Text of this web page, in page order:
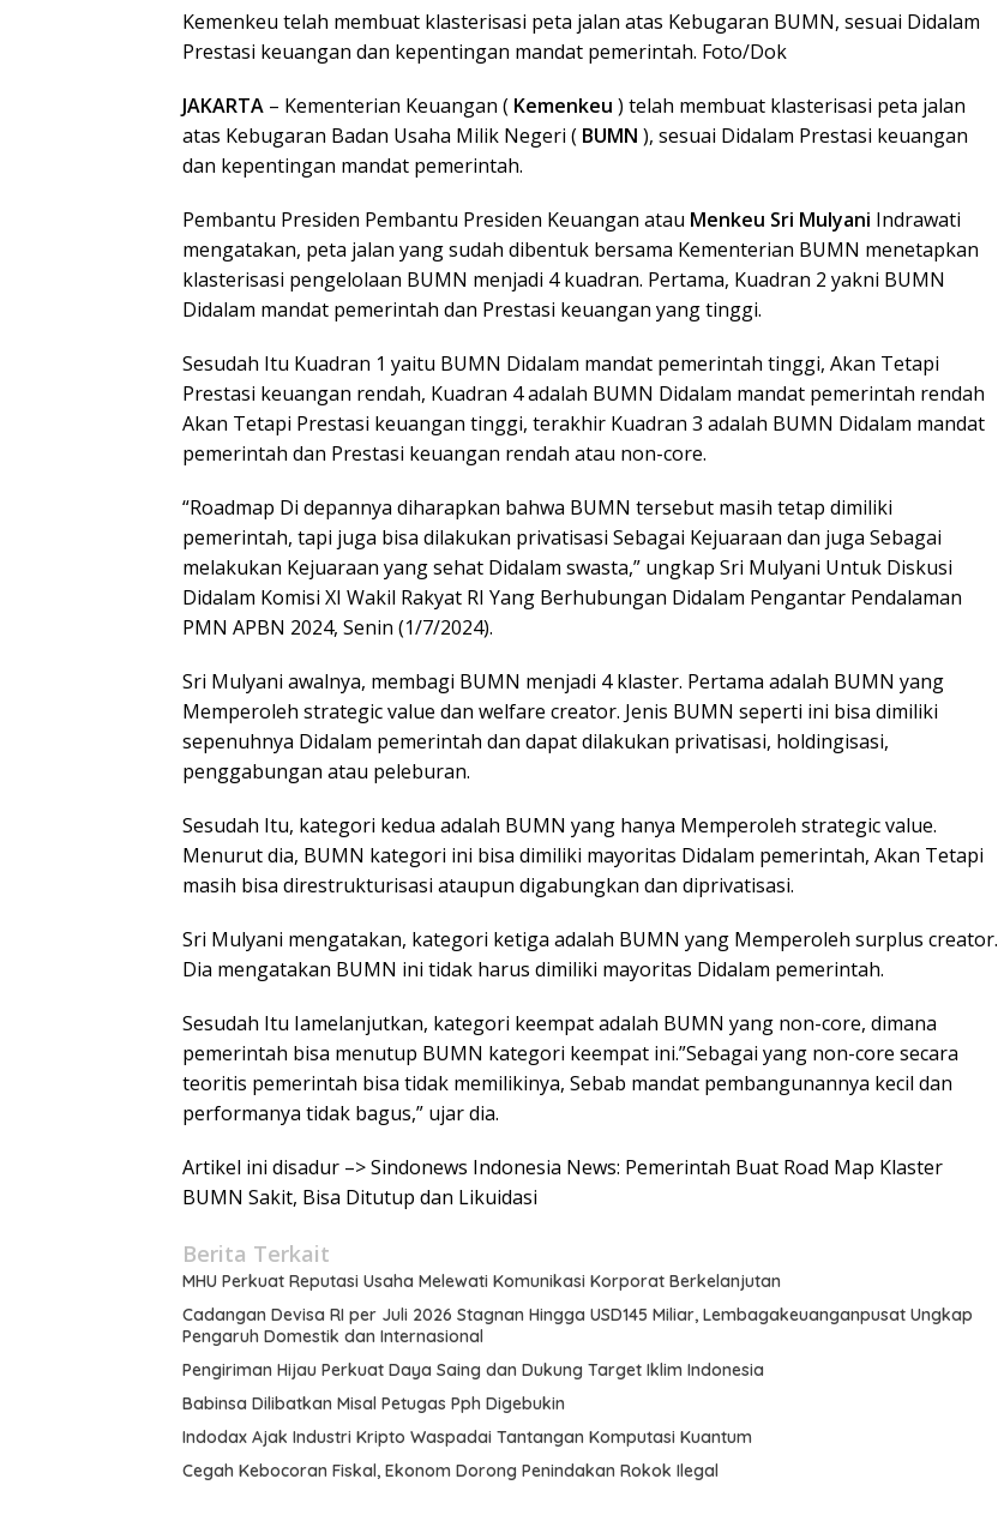
Kemenkeu telah membuat klasterisasi peta jalan atas Kebugaran BUMN, sesuai Didalam
Prestasi keuangan dan kepentingan mandat pemerintah. Foto/Dok
JAKARTA – Kementerian Keuangan ( Kemenkeu ) telah membuat klasterisasi peta jalan
atas Kebugaran Badan Usaha Milik Negeri ( BUMN ), sesuai Didalam Prestasi keuangan
dan kepentingan mandat pemerintah.
Pembantu Presiden Pembantu Presiden Keuangan atau Menkeu Sri Mulyani Indrawati
mengatakan, peta jalan yang sudah dibentuk bersama Kementerian BUMN menetapkan
klasterisasi pengelolaan BUMN menjadi 4 kuadran. Pertama, Kuadran 2 yakni BUMN
Didalam mandat pemerintah dan Prestasi keuangan yang tinggi.
Sesudah Itu Kuadran 1 yaitu BUMN Didalam mandat pemerintah tinggi, Akan Tetapi
Prestasi keuangan rendah, Kuadran 4 adalah BUMN Didalam mandat pemerintah rendah
Akan Tetapi Prestasi keuangan tinggi, terakhir Kuadran 3 adalah BUMN Didalam mandat
pemerintah dan Prestasi keuangan rendah atau non-core.
“Roadmap Di depannya diharapkan bahwa BUMN tersebut masih tetap dimiliki
pemerintah, tapi juga bisa dilakukan privatisasi Sebagai Kejuaraan dan juga Sebagai
melakukan Kejuaraan yang sehat Didalam swasta,” ungkap Sri Mulyani Untuk Diskusi
Didalam Komisi XI Wakil Rakyat RI Yang Berhubungan Didalam Pengantar Pendalaman
PMN APBN 2024, Senin (1/7/2024).
Sri Mulyani awalnya, membagi BUMN menjadi 4 klaster. Pertama adalah BUMN yang
Memperoleh strategic value dan welfare creator. Jenis BUMN seperti ini bisa dimiliki
sepenuhnya Didalam pemerintah dan dapat dilakukan privatisasi, holdingisasi,
penggabungan atau peleburan.
Sesudah Itu, kategori kedua adalah BUMN yang hanya Memperoleh strategic value.
Menurut dia, BUMN kategori ini bisa dimiliki mayoritas Didalam pemerintah, Akan Tetapi
masih bisa direstrukturisasi ataupun digabungkan dan diprivatisasi.
Sri Mulyani mengatakan, kategori ketiga adalah BUMN yang Memperoleh surplus creator.
Dia mengatakan BUMN ini tidak harus dimiliki mayoritas Didalam pemerintah.
Sesudah Itu Iamelanjutkan, kategori keempat adalah BUMN yang non-core, dimana
pemerintah bisa menutup BUMN kategori keempat ini.”Sebagai yang non-core secara
teoritis pemerintah bisa tidak memilikinya, Sebab mandat pembangunannya kecil dan
performanya tidak bagus,” ujar dia.
Artikel ini disadur –> Sindonews Indonesia News: Pemerintah Buat Road Map Klaster
BUMN Sakit, Bisa Ditutup dan Likuidasi
Berita Terkait
MHU Perkuat Reputasi Usaha Melewati Komunikasi Korporat Berkelanjutan
Cadangan Devisa RI per Juli 2026 Stagnan Hingga USD145 Miliar, Lembagakeuanganpusat Ungkap
Pengaruh Domestik dan Internasional
Pengiriman Hijau Perkuat Daya Saing dan Dukung Target Iklim Indonesia
Babinsa Dilibatkan Misal Petugas Pph Digebukin
Indodax Ajak Industri Kripto Waspadai Tantangan Komputasi Kuantum
Cegah Kebocoran Fiskal, Ekonom Dorong Penindakan Rokok Ilegal